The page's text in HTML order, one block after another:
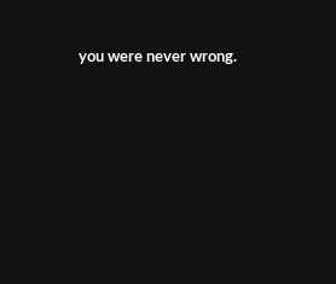
you were never wrong.